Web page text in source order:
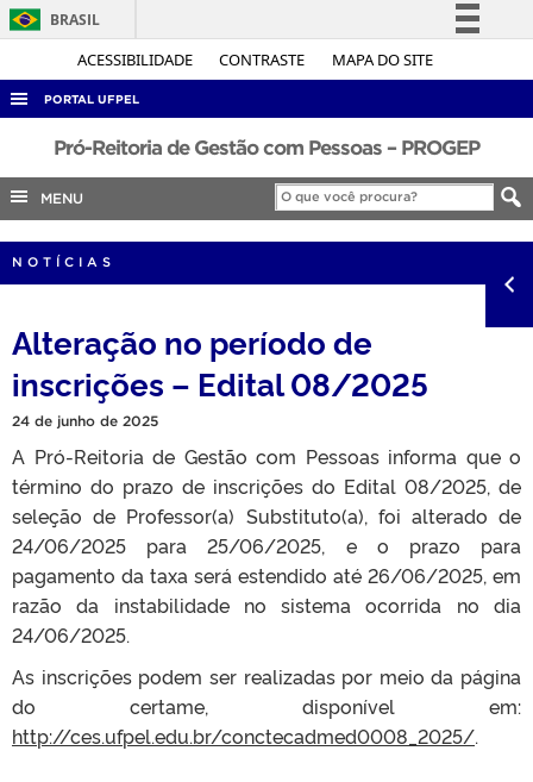
ACESSIBILIDADE CONTRASTE MAPA DO SITE
BRASIL
Simplifique!
Legislação
PORTAL UFPEL
ACESSO À INFORMAÇÃO
AUDITORIA
COBALTO
CONCURSOS
INTERNACIONAL
OUVIDORIA
PORTARIAS
TELEFONES
Pró-Reitoria de Gestão com Pessoas – PROGEP
MENU
NOTÍCIAS
Alteração no período de
inscrições – Edital 08/2025
24 de junho de 2025
A Pró-Reitoria de Gestão com Pessoas informa que o
término do prazo de inscrições do Edital 08/2025, de
seleção de Professor(a) Substituto(a), foi alterado de
24/06/2025 para 25/06/2025, e o prazo para
pagamento da taxa será estendido até 26/06/2025, em
razão da instabilidade no sistema ocorrida no dia
24/06/2025.
As inscrições podem ser realizadas por meio da página
do certame, disponível em:
http://ces.ufpel.edu.br/conctecadmed0008_2025/.